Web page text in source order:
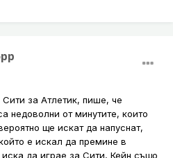
за Атлетик, пише, че
недоволни от минутите, които
ще искат да напуснат,
е искал да премине в
да играе за Сити, Кейн също